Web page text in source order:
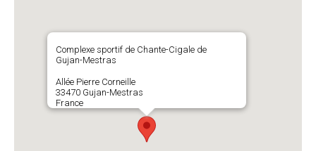
Complexe sportif de Chante-Cigale de
Gujan-Mestras
Allée Pierre Corneille
33470 Gujan-Mestras
France